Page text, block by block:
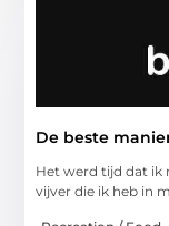
De beste
Het werd tijd dat ik
vijver die ik heb in